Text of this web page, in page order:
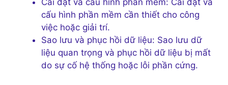
Cài đặt và cấu hình phần mềm: Cài đặt và
cấu hình phần mềm cần thiết cho công
việc hoặc giải trí.
Sao lưu và phục hồi dữ liệu: Sao lưu dữ
liệu quan trọng và phục hồi dữ liệu bị mất
do sự cố hệ thống hoặc lỗi phần cứng.